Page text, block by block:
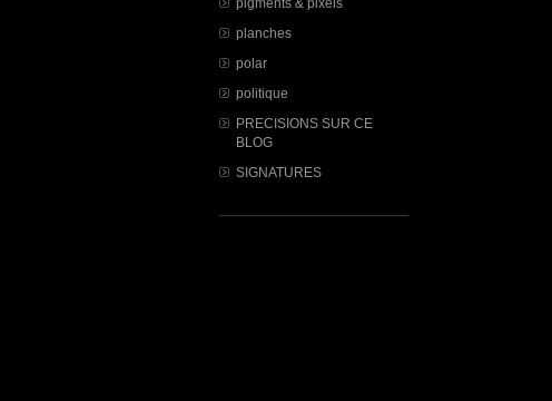
planches
polar
politique
PRECISIONS SUR CE
BLOG
SIGNATURES